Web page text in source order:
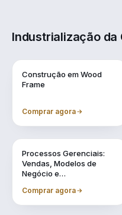
Industrialização da
Construção em Wood
Frame
Comprar agora
Processos Gerenciais:
Vendas, Modelos de
Negócio e
Comprar agora